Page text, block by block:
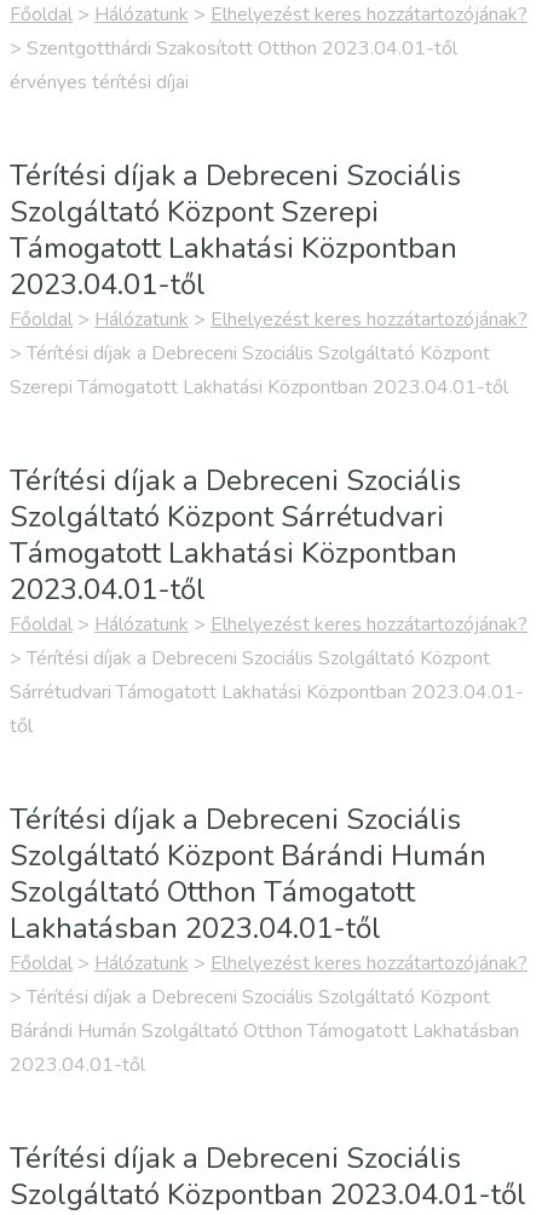
Főoldal > Hálózatunk > Elhelyezést keres hozzátartozójának?
> Szentgotthárdi Szakosított Otthon 2023.04.01-től
érvényes térítési díjai
Térítési díjak a Debreceni Szociális
Szolgáltató Központ Szerepi
Támogatott Lakhatási Központban
2023.04.01-től
Főoldal > Hálózatunk > Elhelyezést keres hozzátartozójának?
>Térítési díjak a Debreceni Szociális Szolgáltató Központ
Szerepi Támogatott Lakhatási Központban 2023.04.01-től
Térítési díjak a Debreceni Szociális
Szolgáltató Központ Sárrétudvari
Támogatott Lakhatási Központban
2023.04.01-től
Főoldal > Hálózatunk > Elhelyezést keres hozzátartozójának?
>Térítési díjak a Debreceni Szociális Szolgáltató Központ
Sárrétudvari Támogatott Lakhatási Központban 2023.04.01-
től
Térítési díjak a Debreceni Szociális
Szolgáltató Központ Bárándi Humán
Szolgáltató Otthon Támogatott
Lakhatásban 2023.04.01-től
Főoldal > Hálózatunk > Elhelyezést keres hozzátartozójának?
>Térítési díjak a Debreceni Szociális Szolgáltató Központ
Bárándi Humán Szolgáltató Otthon Támogatott Lakhatásban
2023.04.01-től
Térítési díjak a Debreceni Szociális
Szolgáltató Központban 2023.04.01-től